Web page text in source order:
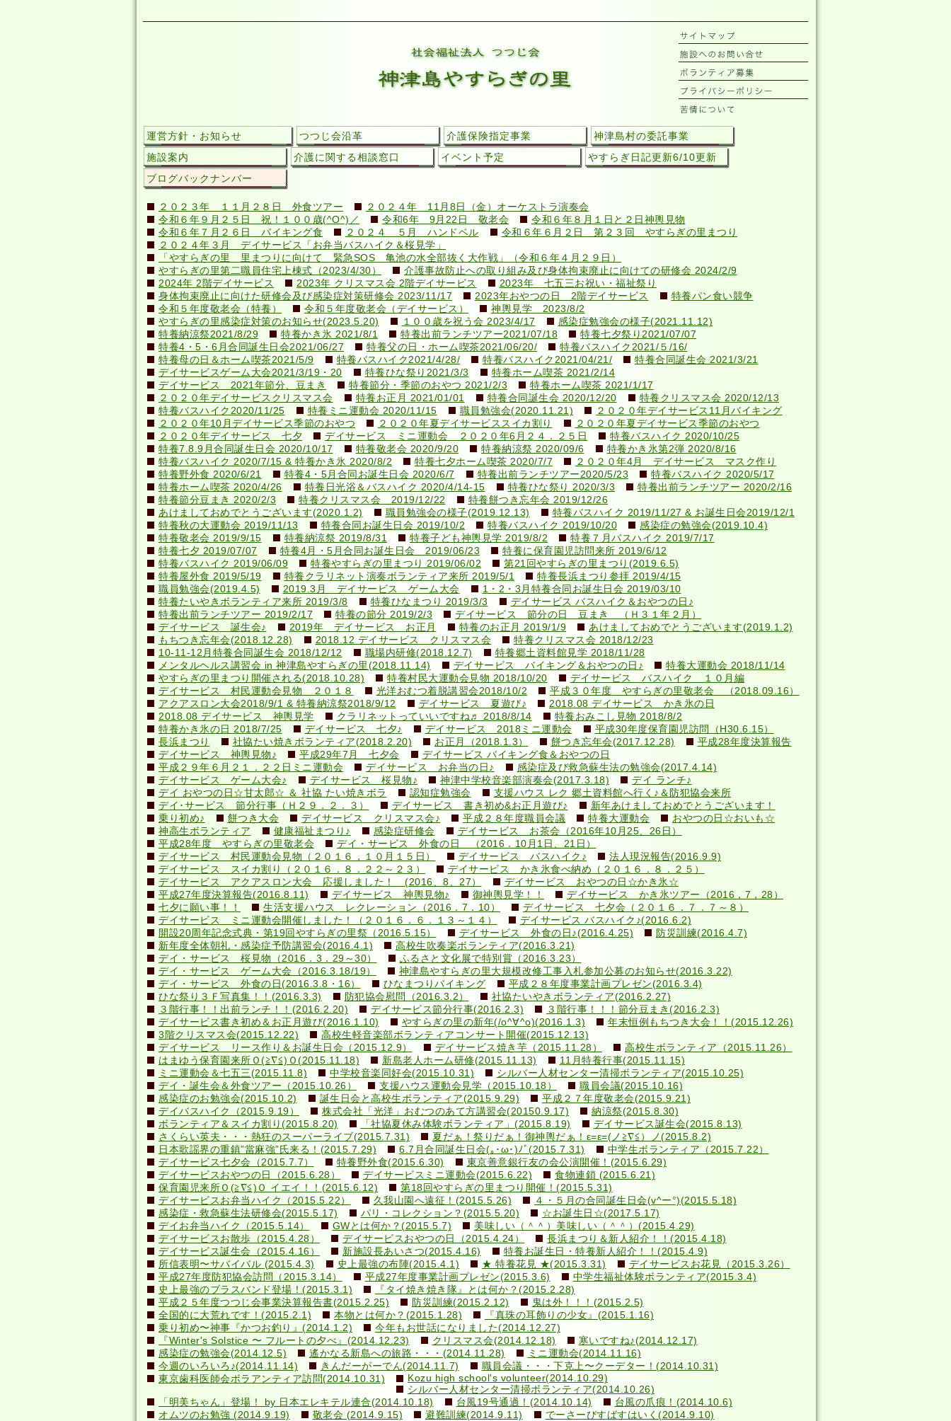
運営方針・お知らせ つつじ会沿革 介護保険指定事業
神津島村の委託事業
施設案内
介護に関する相談窓口 イベント予定
やすらぎ日記更新6/10更新
ブログバックナンバー
２０２３年 １１月２８日 外食ツアー
２０２４年 11月8日（金）オーケストラ演奏会
令和６年９月２５日 祝！１００歳(^O^)／
令和6年 9月22日 敬老会
令和６年８月１日と２日神輿見物
令和６年７月２６日 バイキング食
２０２４ ５月 ハンドベル
令和６年６月２日 第２３回 やすらぎの里まつり
２０２４年３月 デイサービス「お弁当バスハイク＆桜見学」
「やすらぎの里 里まつりに向けて 緊急SOS 亀池の水全部抜く大作戦」（令和６年４月２９日）
やすらぎの里第二職員住宅上棟式（2023/4/30）
介護事故防止への取り組み及び身体拘束廃止に向けての研修会 2024/2/9
2024年 2階デイサービス
2023年 クリスマス会 2階デイサービス
2023年 七五三お祝い・福祉祭り
身体拘束廃止に向けた研修会及び感染症対策研修会 2023/11/17
2023年おやつの日 2階デイサービス
特養パン食い競争
令和５年度敬老会（特養）
令和５年度敬老会（デイサービス）
神輿見学 2023/8/2
やすらぎの里感染症対策のお知らせ(2023.5.20)
１００歳を祝う会 2023/4/17
感染症勉強会の様子(2021.11.12)
特養納涼祭2021/8/29
特養かき氷 2021/8/1 特養出前ランチツアー2021/07/18
特養七夕祭り2021/07/07
特養4・5・6月合同誕生日会2021/06/27
特養父の日・ホーム喫茶2021/06/20/
特養バスハイク2021/５/16/
特養母の日＆ホーム喫茶2021/5/9
特養バスハイク2021/4/28/ 特養バスハイク2021/04/21/
特養合同誕生会 2021/3/21
デイサービスゲーム大会2021/3/19・20
特養ひな祭り2021/3/3
特養ホーム喫茶 2021/2/14
デイサービス 2021年節分、豆まき
特養節分・季節のおやつ 2021/2/3
特養ホーム喫茶 2021/1/17
２０２０年デイサービスクリスマス会
特養お正月 2021/01/01 特養合同誕生会 2020/12/20
特養クリスマス会 2020/12/13
特養バスハイク2020/11/25
特養ミニ運動会 2020/11/15 職員勉強会(2020.11.21)
２０２０年デイサービス11月バイキング
２０２０年10月デイサービス季節のおやつ
２０２０年夏デイサービススイカ割り
２０２０年夏デイサービス季節のおやつ
２０２０年デイサービス 七夕
デイサービス ミニ運動会 ２０２０年6月２４．２５日
特養バスハイク 2020/10/25
特養7.8.9月合同誕生日会 2020/10/17
特養敬老会 2020/9/20 特養納涼祭 2020/09/6
特養かき氷第2弾 2020/8/16
特養バスハイク 2020/7/15 & 特養かき氷 2020/8/2
特養七夕ホーム喫茶 2020/7/7
２０２０年4月 デイサービス マスク作り
特養野外食 2020/6/21
特養4・5月合同お誕生日会 2020/6/7 特養出前ランチツアー2020/5/23
特養バスハイク 2020/5/17
特養ホーム喫茶 2020/4/26
特養日光浴＆バスハイク 2020/4/14-15 特養ひな祭り 2020/3/3
特養出前ランチツアー 2020/2/16
特養節分豆まき 2020/2/3
特養クリスマス会 2019/12/22
特養餅つき忘年会 2019/12/26
あけましておめでとうございます(2020.1.2)
職員勉強会の様子(2019.12.13)
特養バスハイク 2019/11/27 & お誕生日会2019/12/1
特養秋の大運動会 2019/11/13
特養合同お誕生日会 2019/10/2 特養バスハイク 2019/10/20
感染症の勉強会(2019.10.4)
特養敬老会 2019/9/15
特養納涼祭 2019/8/31 特養子ども神輿見学 2019/8/2
特養７月バスハイク 2019/7/17
特養七夕 2019/07/07
特養4月・5月合同お誕生日会 2019/06/23
特養に保育園児訪問来所 2019/6/12
特養バスハイク 2019/06/09
特養やすらぎの里まつり 2019/06/02
第21回やすらぎの里まつり(2019.6.5)
特養屋外食 2019/5/19
特養クラリネット演奏ボランティア来所 2019/5/1
特養長浜まつり参拝 2019/4/15
職員勉強会(2019.4.5)
2019.3月 デイサービス ゲーム大会
1・2・3月特養合同お誕生日会 2019/03/10
特養たいやきボランティア来所 2019/3/8
特養ひなまつり 2019/3/3
デイサービス バスハイク＆おやつの日♪
特養出前ランチツアー 2019/2/17
特養の節分 2019/2/3
デイサービス 節分の日 豆まき （Ｈ３１年２月）
デイサービス 誕生会♪
2019年 デイサービス お正月 特養のお正月 2019/1/9
あけましておめでとうございます(2019.1.2)
もちつき忘年会(2018.12.28)
2018.12 デイサービス クリスマス会
特養クリスマス会 2018/12/23
10-11-12月特養合同誕生会 2018/12/12
職場内研修(2018.12.7)
特養郷土資料館見学 2018/11/28
メンタルヘルス講習会 in 神津島やすらぎの里(2018.11.14)
デイサービス バイキング＆おやつの日♪
特養大運動会 2018/11/14
やすらぎの里まつり開催される(2018.10.28)
特養村民大運動会見物 2018/10/20
デイサービス バスハイク １０月編
デイサービス 村民運動会見物 ２０１８
光洋おむつ着脱講習会2018/10/2
平成３０年度 やすらぎの里敬老会 （2018.09.16）
アクアスロン大会2018/9/1 & 特養納涼祭2018/9/12
デイサービス 夏遊び♪
2018.08 デイサービス かき氷の日
2018.08 デイサービス 神輿見学
クラリネットっていいですね♬ 2018/8/14
特養おみこし見物 2018/8/2
特養かき氷の日 2018/7/25
デイサービス 七夕♪ デイサービス 2018ミニ運動会
平成30年度保育園児訪問（H30.6.15）
長浜まつり
社協たい焼きボランティア(2018.2.20) お正月（2018.1.3） 餅つき忘年会(2017.12.28)
平成28年度決算報告
デイサービス 神輿見物♪
平成29年7月 七夕会
デイサービス バイキング食＆おやつの日
平成２９年６月２１．２２日ミニ運動会
デイサービス お弁当の日♪
感染症及び救急蘇生法の勉強会(2017.4.14)
デイサービス ゲーム大会♪
デイサービス 桜見物♪ 神津中学校音楽部演奏会(2017.3.18)
デイ ランチ♪
デイ おやつの日☆甘太郎☆ ＆ 社協 たい焼きボラ
認知症勉強会
支援ハウス レク 郷土資料館へ行く♪＆防犯協会来所
デイ･サービス 節分行事（Ｈ２９．２．３）
デイサービス 書き初め&お正月遊び♪
新年あけましておめでとうございます！
乗り初め♪
餅つき大会 デイサービス クリスマス会♪ 平成２８年度職員会議 特養大運動会
おやつの日☆おいも☆
神高生ボランティア
健康福祉まつり♪ 感染症研修会
デイサービス お茶会（2016年10月25、26日）
平成28年度 やすらぎの里敬老会
デイ・サービス 外食の日 （2016．10月1日、21日）
デイサービス 村民運動会見物（２０１６，１０月１５日）
デイサービス バスハイク♪
法人現況報告(2016.9.9)
デイサービス スイカ割り（２０１６．８．２２～２３）
デイサービス かき氷食べ納め（２０１６．８．２５）
デイサービス アクアスロン大会 応援しました！ (2016、8、27）
デイサービス おやつの日☆かき氷☆
平成27年度決算報告(2016.8.11)
デイサービス 神輿見物♪ 御神輿見学！！
デイサービス かき氷ツアー（2016，7，28）
七夕に願い事！！
生活支援ハウス レクレーション（2016．7．10）
デイサービス 七夕会（２０１６．７．７～８）
デイサービス ミニ運動会開催しました！（２０１６．６．１３～１４）
デイサービス バスハイク♪(2016.6.2)
開設20周年記念式典・第19回やすらぎの里祭（2016.5.15）
デイサービス 外食の日♪(2016.4.25)
防災訓練(2016.4.7)
新年度全体朝礼・感染症予防講習会(2016.4.1)
高校生吹奏楽ボランティア(2016.3.21)
デイ・サービス 桜見物（2016．3．29～30）
ふるさと文化展で特別賞（2016.3.23）
デイ・サービス ゲーム大会（2016.3.18/19）
神津島やすらぎの里大規模改修工事入札参加公募のお知らせ(2016.3.22)
デイ・サービス 外食の日(2016.3.8・16）
ひなまつりバイキング
平成２８年度事業計画プレゼン(2016.3.4)
ひな祭り３Ｆ写真集！！(2016.3.3)
防犯協会慰問（2016.3.2）
社協たいやきボランティア(2016.2.27)
３階行事！！出前ランチ！！(2016.2.20)
デイサービス節分行事(2016.2.3)
３階行事！！！節分豆まき(2016.2.3)
デイサービス書き初め＆お正月遊び(2016.1.10)
やすらぎの里の新年(/o^∀^o)(2016.1.3)
年末恒例もちつき大会！！(2015.12.26)
3階クリスマス会(2015.12.22)
高校生軽音楽部ボランティアコンサート開催(2015.12.13)
デイサービス リース作り＆お誕生日会（2015.12.9）
デイサービス焼き芋（2015.11.28）
高校生ボランティア（2015.11.26）
はまゆう保育園来所Ｏ(≧∇≦)Ｏ(2015.11.18)
新島老人ホーム研修(2015.11.13)
11月特養行事(2015.11.15)
ミニ運動会＆七五三(2015.11.8)
中学校音楽同好会(2015.10.31)
シルバー人材センター清掃ボランティア(2015.10.25)
デイ・誕生会＆外食ツアー（2015.10.26）
支援ハウス運動会見学（2015.10.18）
職員会議(2015.10.16)
感染症のお勉強会(2015.10.2)
誕生日会と高校生ボランティア(2015.9.29)
平成２７年度敬老会(2015.9.21)
デイバスハイク（2015.9.19）
株式会社「光洋」おむつのあて方講習会(20150.9.17)
納涼祭(2015.8.30)
ボランティア＆スイカ割り(2015.8.20)
「社協夏休み体験ボランティア」(2015.8.19)
デイサービス誕生会(2015.8.13)
さくらい英夫・・・熱狂のスーパーライブ(2015.7.31)
夏だぁ！祭りだぁ！御神輿だぁ！ε=ε=(ノ≧∇≦）ノ(2015.8.2)
日本歌謡界の重鎮”當麻強”氏来る！(2015.7.29)
6.7月合同誕生日会(｡･ω･)ﾉﾞ(2015.7.31)
中学生ボランティア（2015.7.22）
デイサービス七夕会（2015.7.7）
特養野外食(2015.6.30)
東京善意銀行友の会公演開催！(2015.6.29)
デイサービスおやつの日（2015.6.28）
デイサービスミニ運動会(2015.6.22)
食物連鎖 (2015.6.21)
保育園児来所Ｏ(≧∇≦)Ｏ イエイ！！(2015.6.12)
第18回やすらぎの里まつり開催！(2015.5.31)
デイサービスお弁当ハイク（2015.5.22）
久我山園へ遠征！(2015.5.26)
４・５月の合同誕生日会(v^ー°)(2015.5.18)
感染症・救急蘇生法研修会(2015.5.17)
パリ・コレクション？(2015.5.20)
☆お誕生日☆(2017.5.17)
デイお弁当ハイク（2015.5.14）
GWとは何か？(2015.5.7)
美味しい（＾＾）美味しい（＾＾）(2015.4.29)
デイサービスお散歩（2015.4.28）
デイサービスおやつの日（2015.4.24）
長浜まつり＆新人紹介！！(2015.4.18)
デイサービス誕生会（2015.4.16）
新施設長あいさつ(2015.4.16)
特養お誕生日・特養新人紹介！！(2015.4.9)
所信表明〜サバイバル (2015.4.3)
史上最強の布陣(2015.4.1) ★ 特養花見 ★(2015.3.31)
デイサービスお花見（2015.3.26）
平成27年度防犯協会訪問（2015.3.14）
平成27年度事業計画プレゼン(2015.3.6)
中学生福祉体験ボランティア(2015.3.4)
史上最強のブラスバンド登場！(2015.3.1)
『タイ焼き焼き隊』とは何か？(2015.2.28)
平成２５年度つつじ会事業決算報告書(2015.2.25)
防災訓練(2015.2.12)
鬼は外！！！(2015.2.5)
全国的に大荒れです！(2015.2.1)
本物とは何か？(2015.1.28)
『真珠の耳飾りの少女』(2015.1.16)
乗り初め〜神事『かつお釣り』(2014.1.2)
今年もお世話になりました(2014.12.27)
『Winter's Solstice 〜 フルートの夕べ』(2014.12.23)
クリスマス会(2014.12.18)
寒いですね♪(2014.12.17)
感染症の勉強会(2014.12.5)
遙かなる新島への旅路・・・(2014.11.28)
ミニ運動会(2014.11.16)
今週のいろいろ♪(2014.11.14)
きんだーがーでん(2014.11.7)
職員会議・・・下克上〜クーデター！(2014.10.31)
東京歯科医師会ボラアンティア訪問(2014.10.31)
Kozu high school's volunteer(2014.10.29)
シルバー人材センター清掃ボランティア(2014.10.26)
「明美ちゃん」登場！ by 日本エレキテル連合(2014.10.18)
台風19号通過！(2014.10.14)
台風の爪痕！(2014.10.6)
オムツのお勉強 (2014.9.19)
敬老会 (2014.9.15) 避難訓練(2014.9.11)
でーさーびすばすはいく(2014.9.10)